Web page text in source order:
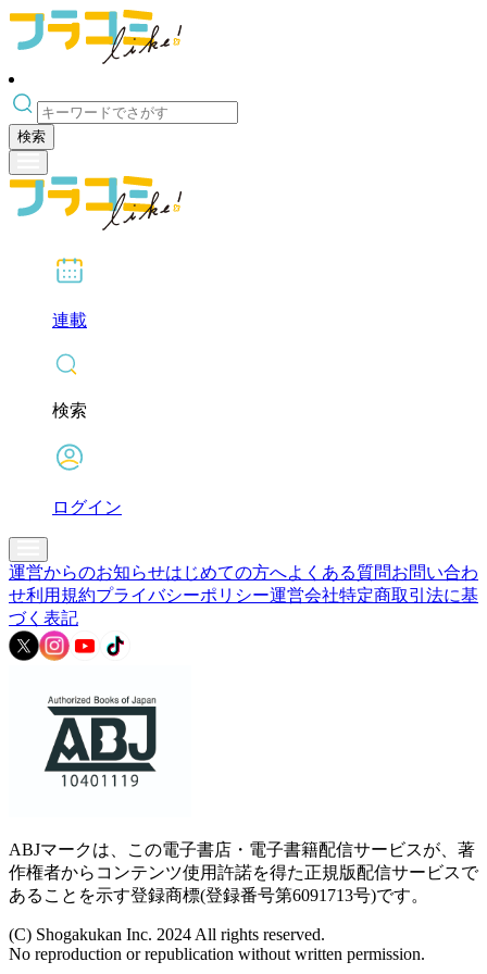
検索
連載
検索
ログイン
運営からのお知らせはじめての方へよくある質問お問い合わ
せ利用規約プライバシーポリシー運営会社特定商取引法に基
づく表記
ABJマークは、この電子書店・電子書籍配信サービスが、著
作権者からコンテンツ使用許諾を得た正規版配信サービスで
あることを示す登録商標(登録番号第6091713号)です。
(C) Shogakukan Inc. 2024 All rights reserved.
No reproduction or republication without written permission.